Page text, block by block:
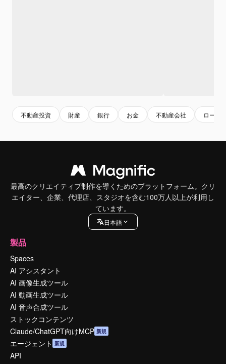
不動産投資 財産 銀行 お金 不動産会社 ローン
最高のクリエイティブ制作を導くためのプラットフォーム。クリ
エイター、企業、代理店、スタジオを含む100万人以上が利用し
ています。
日本語
製品
Spaces
AI アシスタント
AI 画像生成ツール
AI 動画生成ツール
AI 音声合成ツール
ストックコンテンツ
Claude/ChatGPT向けMCP 新規
エージェント 新規
API